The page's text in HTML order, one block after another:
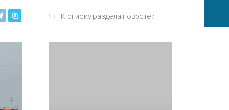
К списку раздела новостей